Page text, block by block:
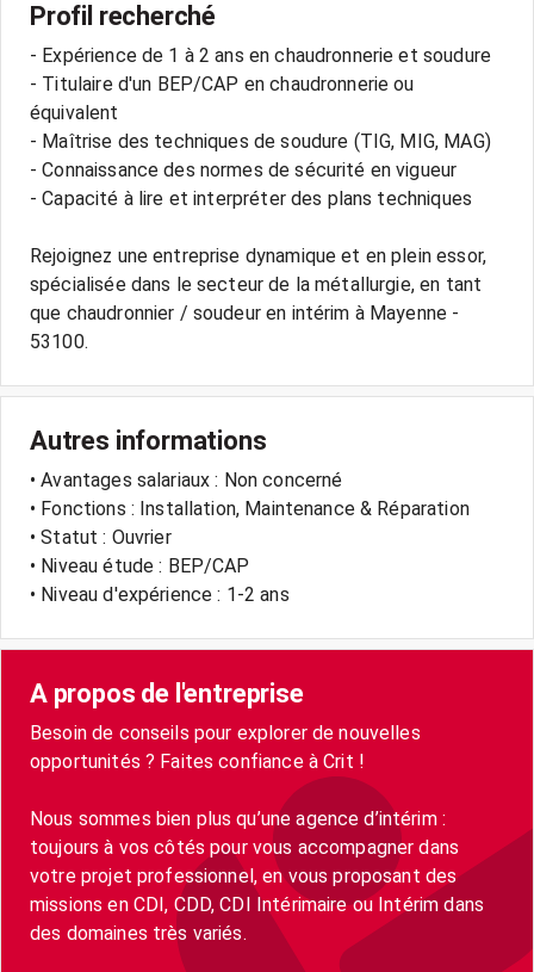
Profil recherché
- Expérience de 1 à 2 ans en chaudronnerie et soudure
- Titulaire d'un BEP/CAP en chaudronnerie ou
équivalent
- Maîtrise des techniques de soudure (TIG, MIG, MAG)
- Connaissance des normes de sécurité en vigueur
- Capacité à lire et interpréter des plans techniques
Rejoignez une entreprise dynamique et en plein essor,
spécialisée dans le secteur de la métallurgie, en tant
que chaudronnier / soudeur en intérim à Mayenne -
Autres informations
• Avantages salariaux : Non concerné
• Fonctions : Installation, Maintenance & Réparation
• Statut : Ouvrier
• Niveau étude : BEP/CAP
• Niveau d'expérience : 1-2 ans
A propos de l'entreprise
Besoin de conseils pour explorer de nouvelles
opportunités ? Faites confiance à Crit !
Nous sommes bien plus qu’une agence d’intérim :
toujours à vos côtés pour vous accompagner dans
votre projet professionnel, en vous proposant des
missions en CDI, CDD, CDI Intérimaire ou Intérim dans
des domaines très variés.